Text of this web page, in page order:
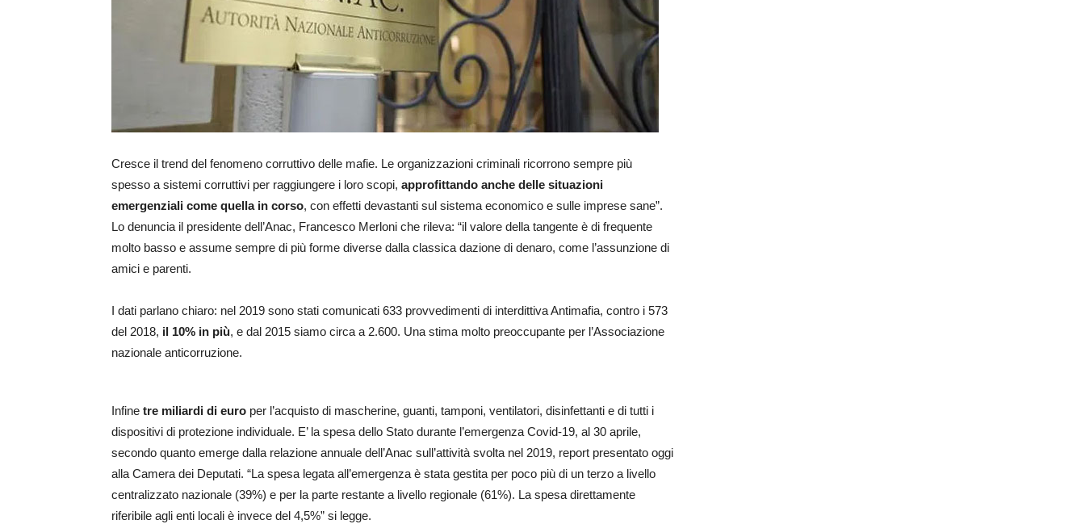
Cresce il trend del fenomeno corruttivo delle mafie. Le organizzazioni criminali ricorrono sempre più
spesso a sistemi corruttivi per raggiungere i loro scopi, approfittando anche delle situazioni
emergenziali come quella in corso, con effetti devastanti sul sistema economico e sulle imprese sane”.
Lo denuncia il presidente dell’Anac, Francesco Merloni che rileva: “il valore della tangente è di frequente
molto basso e assume sempre di più forme diverse dalla classica dazione di denaro, come l’assunzione di
amici e parenti.
I dati parlano chiaro: nel 2019 sono stati comunicati 633 provvedimenti di interdittiva Antimafia, contro i 573
del 2018, il 10% in più, e dal 2015 siamo circa a 2.600. Una stima molto preoccupante per l’Associazione
nazionale anticorruzione.
Infine tre miliardi di euro per l’acquisto di mascherine, guanti, tamponi, ventilatori, disinfettanti e di tutti i
dispositivi di protezione individuale. E’ la spesa dello Stato durante l’emergenza Covid-19, al 30 aprile,
secondo quanto emerge dalla relazione annuale dell’Anac sull’attività svolta nel 2019, report presentato oggi
alla Camera dei Deputati. “La spesa legata all’emergenza è stata gestita per poco più di un terzo a livello
centralizzato nazionale (39%) e per la parte restante a livello regionale (61%). La spesa direttamente
riferibile agli enti locali è invece del 4,5%” si legge.